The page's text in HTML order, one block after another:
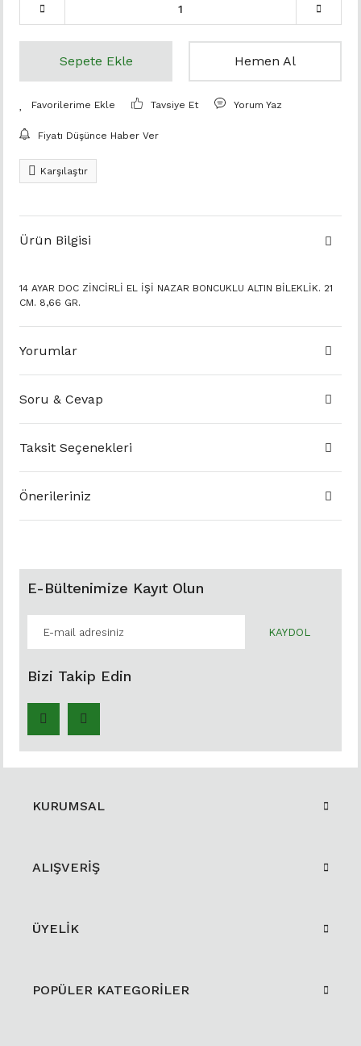
Sepete Ekle Hemen Al
Tavsiye Et Yorum Yaz
Fiyatı Düşünce Haber Ver
Karşılaştır
Ürün Bilgisi
14 AYAR DOC ZİNCİRLİ EL İŞİ NAZAR BONCUKLU ALTIN BİLEKLİK. 21
CM. 8,66 GR.
Yorumlar
Soru & Cevap
Taksit Seçenekleri
Önerileriniz
E-Bültenimize Kayıt Olun
KAYDOL
Bizi Takip Edin
KURUMSAL
ALIŞVERİŞ
ÜYELİK
POPÜLER KATEGORİLER